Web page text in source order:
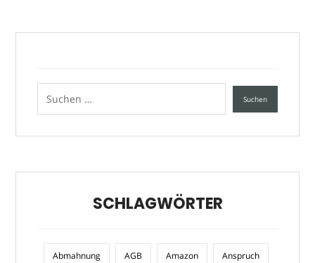
SCHLAGWÖRTER
Abmahnung AGB Amazon Anspruch